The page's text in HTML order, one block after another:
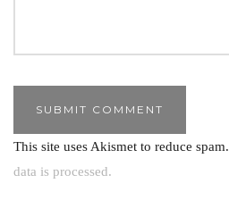
This site uses Akismet to reduce spam.
data is processed.